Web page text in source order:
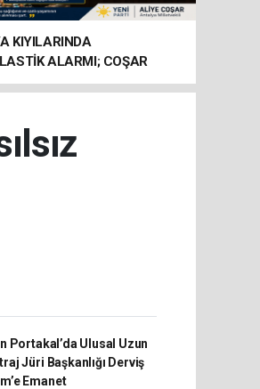
KIYILARINDA
ALARMI; COŞAR
HAREKETE GEÇİN
Portakal’da Ulusal Uzun
Jüri Başkanlığı Derviş
Emanet